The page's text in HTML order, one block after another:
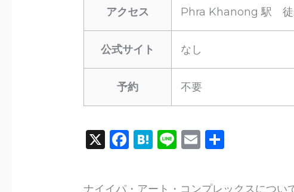
アクセス Phra Khanong 駅 徒
公式サイト なし
予約 不要
F
E
ai
Li
H
X
ナイイパ・アート・コンプレックスについ